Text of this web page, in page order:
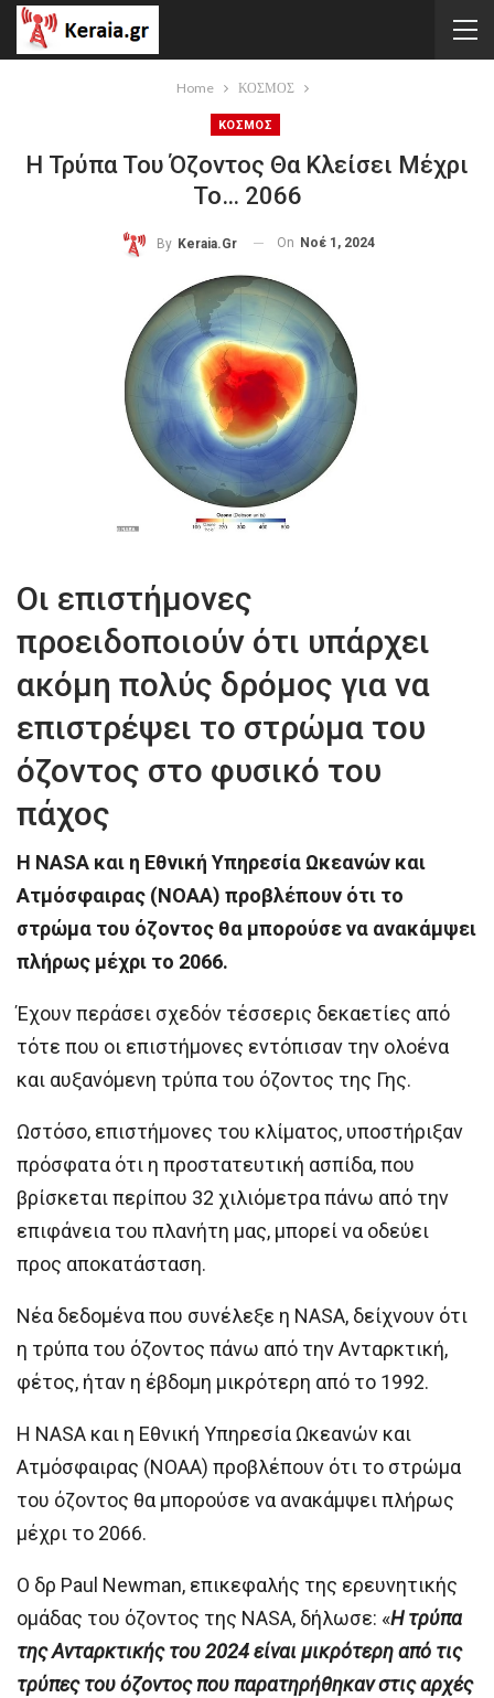
Home ΚΟΣΜΟΣ
ΚΟΣΜΟΣ
Η Τρύπα Του Όζοντος Θα Κλείσει Μέχρι
Το… 2066
By Keraia.gr On Νοέ 1, 2024
Οι επιστήμονες
προειδοποιούν ότι υπάρχει
ακόμη πολύς δρόμος για να
επιστρέψει το στρώμα του
όζοντος στο φυσικό του
πάχος
Η NASA και η Εθνική Υπηρεσία Ωκεανών και
Ατμόσφαιρας (NOAA) προβλέπουν ότι το
στρώμα του όζοντος θα μπορούσε να ανακάμψει
πλήρως μέχρι το 2066.
Έχουν περάσει σχεδόν τέσσερις δεκαετίες από
τότε που οι επιστήμονες εντόπισαν την ολοένα
και αυξανόμενη τρύπα του όζοντος της Γης.
Ωστόσο, επιστήμονες του κλίματος, υποστήριξαν
πρόσφατα ότι η προστατευτική ασπίδα, που
βρίσκεται περίπου 32 χιλιόμετρα πάνω από την
επιφάνεια του πλανήτη μας, μπορεί να οδεύει
προς αποκατάσταση.
Νέα δεδομένα που συνέλεξε η NASA, δείχνουν ότι
η τρύπα του όζοντος πάνω από την Ανταρκτική,
φέτος, ήταν η έβδομη μικρότερη από το 1992.
Η NASA και η Εθνική Υπηρεσία Ωκεανών και
Ατμόσφαιρας (NOAA) προβλέπουν ότι το στρώμα
του όζοντος θα μπορούσε να ανακάμψει πλήρως
μέχρι το 2066.
Ο δρ Paul Newman, επικεφαλής της ερευνητικής
ομάδας του όζοντος της NASA, δήλωσε: «Η τρύπα
της Ανταρκτικής του 2024 είναι μικρότερη από τις
τρύπες του όζοντος που παρατηρήθηκαν στις αρχές